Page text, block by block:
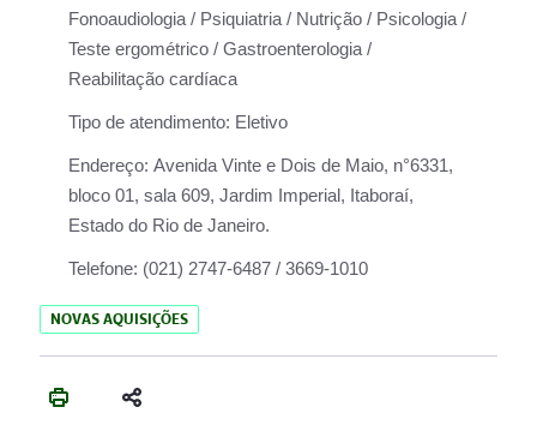
Fonoaudiologia / Psiquiatria / Nutrição / Psicologia /
Teste ergométrico / Gastroenterologia /
Reabilitação cardíaca
Tipo de atendimento: Eletivo
Endereço: Avenida Vinte e Dois de Maio, n°6331,
bloco 01, sala 609, Jardim Imperial, Itaboraí,
Estado do Rio de Janeiro.
Telefone: (021) 2747-6487 / 3669-1010
NOVAS AQUISIÇÕES